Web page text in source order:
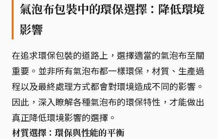
氣泡布包裝中的環保選擇：降低環境
影響
在追求環保包裝的道路上，選擇適當的氣泡布至關
重要。並非所有氣泡布都一樣環保，材質、生產過
程以及最終處理方式都會對環境造成不同的影響。
因此，深入瞭解各種氣泡布的環保特性，才能做出
真正降低環境影響的選擇。
材質選擇：環保與性能的平衡